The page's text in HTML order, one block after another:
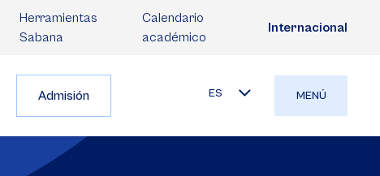
Herramientas
Sabana
Calendario
académico
Internacional
Admisión ES MENÚ